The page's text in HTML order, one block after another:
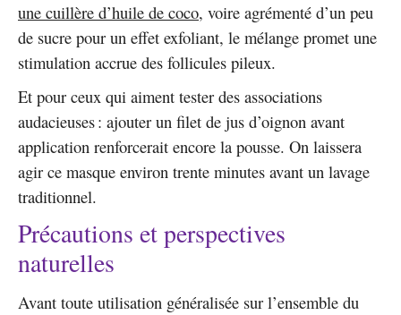
une cuillère d’huile de coco, voire agrémenté d’un peu
de sucre pour un effet exfoliant, le mélange promet une
stimulation accrue des follicules pileux.
Et pour ceux qui aiment tester des associations
audacieuses : ajouter un filet de jus d’oignon avant
application renforcerait encore la pousse. On laissera
agir ce masque environ trente minutes avant un lavage
traditionnel.
Précautions et perspectives
naturelles
Avant toute utilisation généralisée sur l’ensemble du